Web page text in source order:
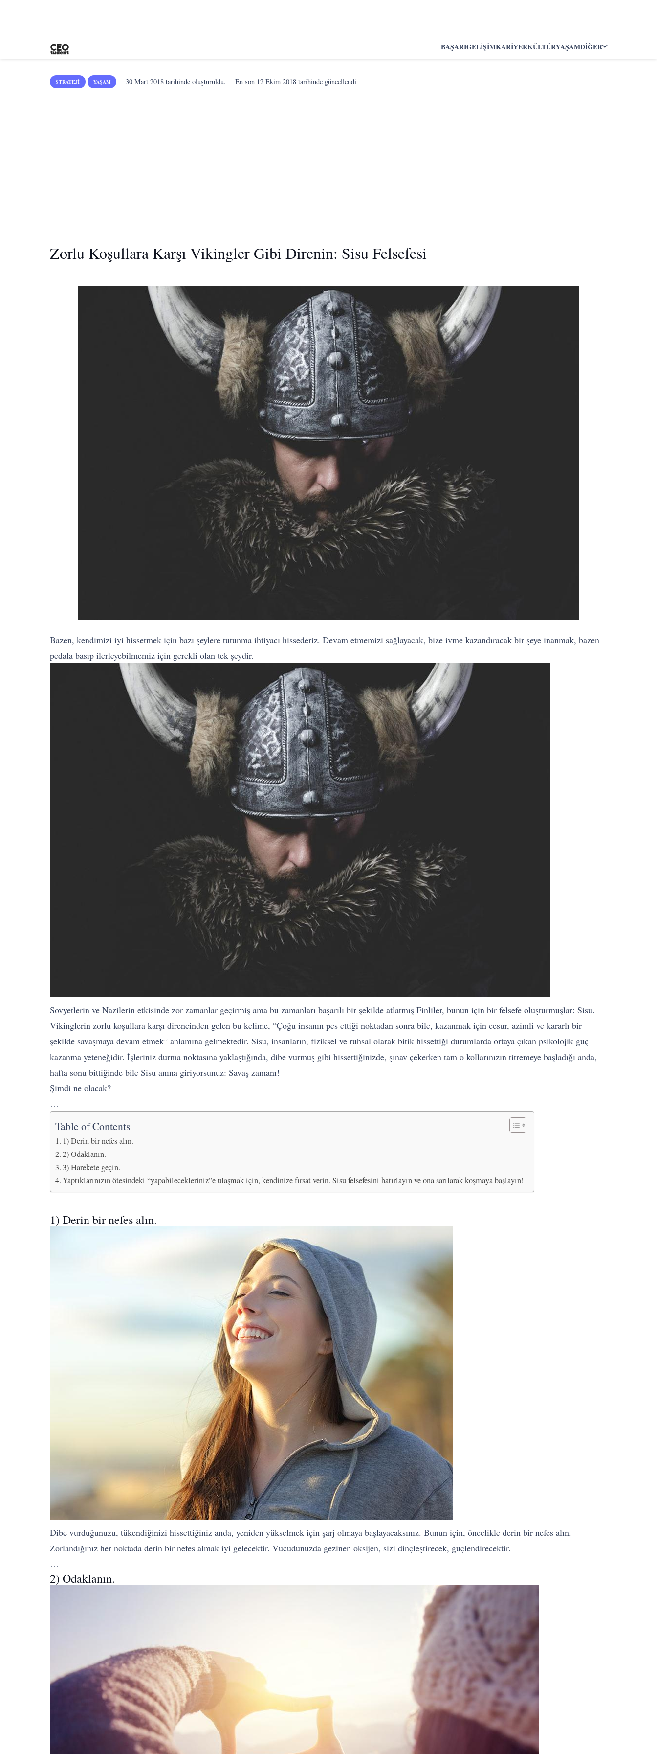
BAŞARIGELIŞIMKARIYERKÜLTÜRYAŞAMDIĞER
STRATEJI YAŞAM 30 Mart 2018 tarihinde oluşturuldu. En son 12 Ekim 2018 tarihinde güncellendi
Zorlu Koşullara Karşı Vikingler Gibi Direnin: Sisu Felsefesi
Bazen, kendimizi iyi hissetmek için bazı şeylere tutunma ihtiyacı hissederiz. Devam etmemizi sağlayacak, bize ivme kazandıracak bir şeye inanmak, bazen
pedala basıp ilerleyebilmemiz için gerekli olan tek şeydir.
Sovyetlerin ve Nazilerin etkisinde zor zamanlar geçirmiş ama bu zamanları başarılı bir şekilde atlatmış Finliler, bunun için bir felsefe oluşturmuşlar: Sisu.
Vikinglerin zorlu koşullara karşı direncinden gelen bu kelime, “Çoğu insanın pes ettiği noktadan sonra bile, kazanmak için cesur, azimli ve kararlı bir
şekilde savaşmaya devam etmek” anlamına gelmektedir. Sisu, insanların, fiziksel ve ruhsal olarak bitik hissettiği durumlarda ortaya çıkan psikolojik güç
kazanma yeteneğidir. İşleriniz durma noktasına yaklaştığında, dibe vurmuş gibi hissettiğinizde, şınav çekerken tam o kollarınızın titremeye başladığı anda,
hafta sonu bittiğinde bile Sisu anına giriyorsunuz: Savaş zamanı!
Şimdi ne olacak?
…
Table of Contents
1) Derin bir nefes alın.
2) Odaklanın.
3) Harekete geçin.
Yaptıklarınızın ötesindeki “yapabilecekleriniz”e ulaşmak için, kendinize fırsat verin. Sisu felsefesini hatırlayın ve ona sarılarak koşmaya başlayın!
1) Derin bir nefes alın.
Dibe vurduğunuzu, tükendiğinizi hissettiğiniz anda, yeniden yükselmek için şarj olmaya başlayacaksınız. Bunun için, öncelikle derin bir nefes alın.
Zorlandığınız her noktada derin bir nefes almak iyi gelecektir. Vücudunuzda gezinen oksijen, sizi dinçleştirecek, güçlendirecektir.
…
2) Odaklanın.